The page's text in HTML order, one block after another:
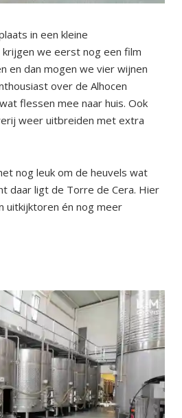
in een kleine
we eerst nog een film
en dan mogen we vier wijnen
over de Alhocen
flessen mee naar huis. Ook
weer uitbreiden met extra
nog leuk om de heuvels wat
daar ligt de Torre de Cera. Hier
uitkijktoren én nog meer